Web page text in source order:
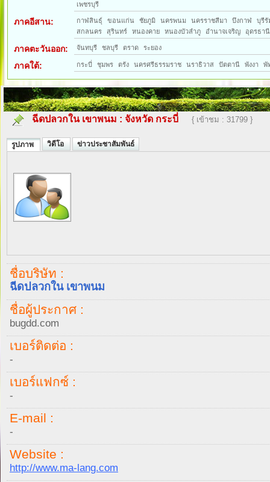
เพชรบุรี
ภาคอีสาน: กาฬสินธุ์ ขอนแก่น ชัยภูมิ นครพนม นครราชสีมา บึงกาฬ
บุรีรั
สกลนคร
สุรินทร์ หนองคาย หนองบัวลำภู อำนาจเจริญ อุดรธานี
ภาคตะวันออก: จันทบุรี ชลบุรี ตราด ระยอง
ภาคใต้: กระบี่ ชุมพร ตรัง นครศรีธรรมราช นราธิวาส ปัตตานี พังงา พั
ฉีดปลวกใน เขาพนม : จังหวัด กระบี่ { เข้าชม : 31799 }
รูปภาพ วิดีโอ ข่าวประชาสัมพันธ์
ชื่อบริษัท :
ฉีดปลวกใน เขาพนม
ชื่อผู้ประกาศ :
bugdd.com
เบอร์ติดต่อ :
-
เบอร์แฟกซ์ :
-
E-mail :
-
Website :
http://www.ma-lang.com